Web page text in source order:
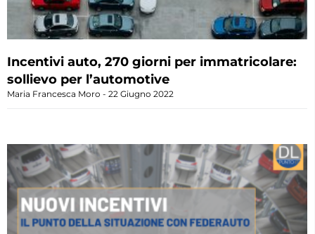
Incentivi auto, 270 giorni per immatricolare:
sollievo per l’automotive
Maria Francesca Moro 22 Giugno 2022